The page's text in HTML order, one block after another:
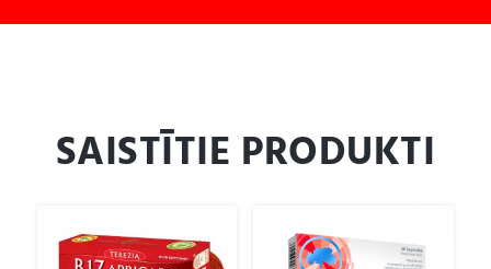
SAISTĪTIE PRODUKTI